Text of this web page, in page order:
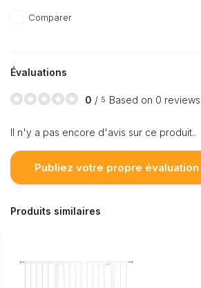
Comparer
Évaluations
0 / 5 Based on 0 reviews
Il n'y a pas encore d'avis sur ce produit..
Publiez votre propre évaluation
Produits similaires